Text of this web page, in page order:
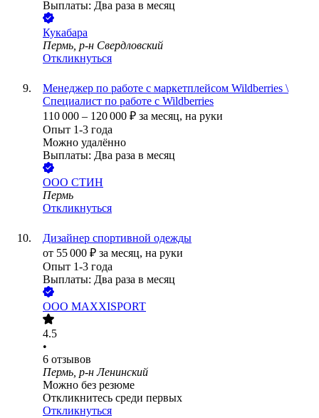
Выплаты: Два раза в месяц
Кукабара
Пермь, р-н Свердловский
Откликнуться
Менеджер по работе с маркетплейсом Wildberries \
Специалист по работе с Wildberries
110 000 – 120 000 ₽ за месяц, на руки
Опыт 1-3 года
Можно удалённо
Выплаты: Два раза в месяц
ООО СТИН
Пермь
Откликнуться
Дизайнер спортивной одежды
от 55 000 ₽ за месяц, на руки
Опыт 1-3 года
Выплаты: Два раза в месяц
ООО MAXXISPORT
4.5
•
6 отзывов
Пермь, р-н Ленинский
Можно без резюме
Откликнитесь среди первых
Откликнуться